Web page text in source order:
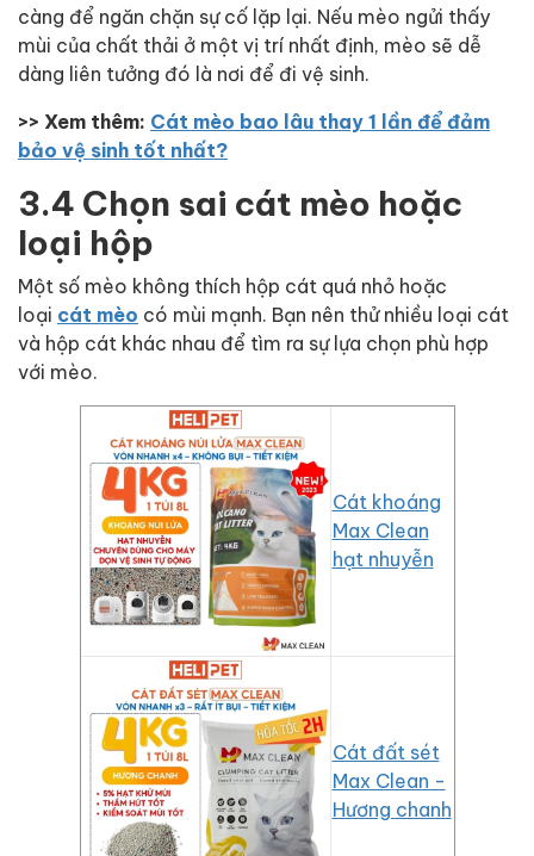
càng để ngăn chặn sự cố lặp lại. Nếu mèo ngửi thấy
mùi của chất thải ở một vị trí nhất định, mèo sẽ dễ
dàng liên tưởng đó là nơi để đi vệ sinh.
>> Xem thêm: Cát mèo bao lâu thay 1 lần để đảm
bảo vệ sinh tốt nhất?
3.4 Chọn sai cát mèo hoặc
loại hộp
Một số mèo không thích hộp cát quá nhỏ hoặc
loại cát mèo có mùi mạnh. Bạn nên thử nhiều loại cát
và hộp cát khác nhau để tìm ra sự lựa chọn phù hợp
với mèo.
Cát khoáng
Max Clean
hạt nhuyễn
Cát đất sét
Max Clean -
Hương chanh